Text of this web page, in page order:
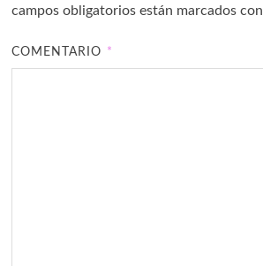
campos obligatorios están marcados con
COMENTARIO *